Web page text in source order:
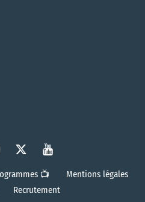
📺
Mentions légales
Recrutement